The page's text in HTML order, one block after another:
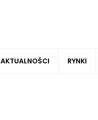
AKTUALNOŚCI RYNKI